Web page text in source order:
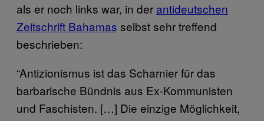
als er noch links war, in der antideutschen
Zeitschrift Bahamas selbst sehr treffend
beschrieben:
“Antizionismus ist das Scharnier für das
barbarische Bündnis aus Ex-Kommunisten
und Faschisten. […] Die einzige Möglichkeit,